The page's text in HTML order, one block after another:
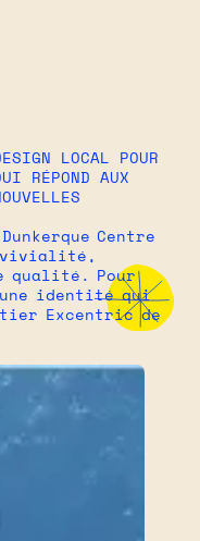
LOCAL POUR
RÉPOND AUX
Centre
qualité. Pour
une identité qui
Excentric de